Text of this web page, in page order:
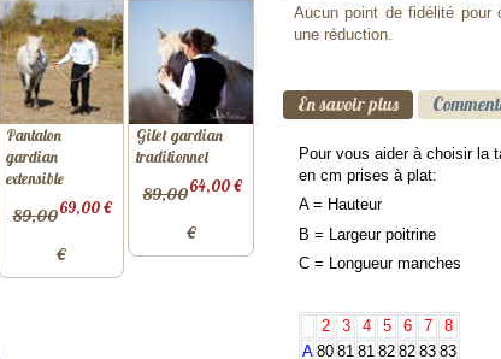
Pantalon
gardian
extensible
69,00 €
89,00
€
Gilet gardian
traditionnel
64,00 €
89,00
€
Aucun point de fidélité
une réduction.
En savoir plus
Pour vous aider à choisir la
en cm prises à plat:
A = Hauteur
B = Largeur poitrine
C = Longueur manches
2 3 4 5 6 7
8
A 80 81 81 82 82 83 83